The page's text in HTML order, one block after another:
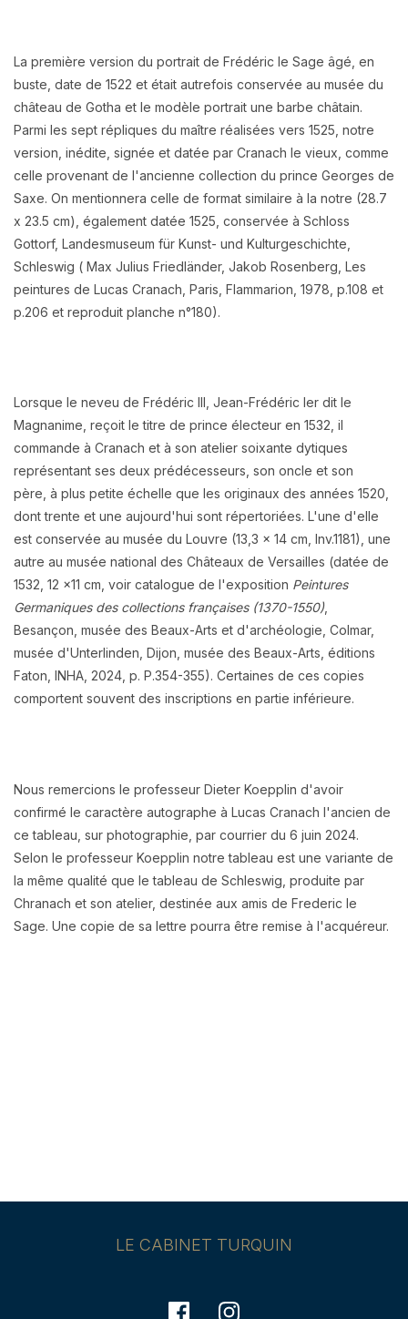
La première version du portrait de Frédéric le Sage âgé, en
buste, date de 1522 et était autrefois conservée au musée du
château de Gotha et le modèle portrait une barbe châtain.
Parmi les sept répliques du maître réalisées vers 1525, notre
version, inédite, signée et datée par Cranach le vieux, comme
celle provenant de l'ancienne collection du prince Georges de
Saxe. On mentionnera celle de format similaire à la notre (28.7
x 23.5 cm) , également datée 1525, conservée à Schloss
Gottorf, Landesmuseum für Kunst- und Kulturgeschichte,
Schleswig ( Max Julius Friedländer, Jakob Rosenberg, Les
peintures de Lucas Cranach, Paris, Flammarion, 1978, p.108 et
p.206 et reproduit planche n°180).
Lorsque le neveu de Frédéric III, Jean-Frédéric Ier dit le
Magnanime, reçoit le titre de prince électeur en 1532, il
commande à Cranach et à son atelier soixante dytiques
représentant ses deux prédécesseurs, son oncle et son
père, à plus petite échelle que les originaux des années 1520,
dont trente et une aujourd'hui sont répertoriées. L'une d'elle
est conservée au musée du Louvre (13,3 x 14 cm, Inv.1181), une
autre au musée national des Châteaux de Versailles (datée de
1532, 12 x11 cm, voir catalogue de l'exposition Peintures
Germaniques des collections françaises (1370-1550),
Besançon, musée des Beaux-Arts et d'archéologie, Colmar,
musée d'Unterlinden, Dijon, musée des Beaux-Arts, éditions
Faton, INHA, 2024, p. P.354-355). Certaines de ces copies
comportent souvent des inscriptions en partie inférieure.
Nous remercions le professeur Dieter Koepplin d'avoir
confirmé le caractère autographe à Lucas Cranach l'ancien de
ce tableau, sur photographie, par courrier du 6 juin 2024.
Selon le professeur Koepplin notre tableau est une variante de
la même qualité que le tableau de Schleswig, produite par
Chranach et son atelier, destinée aux amis de Frederic le
Sage. Une copie de sa lettre pourra être remise à l'acquéreur.
LE CABINET TURQUIN